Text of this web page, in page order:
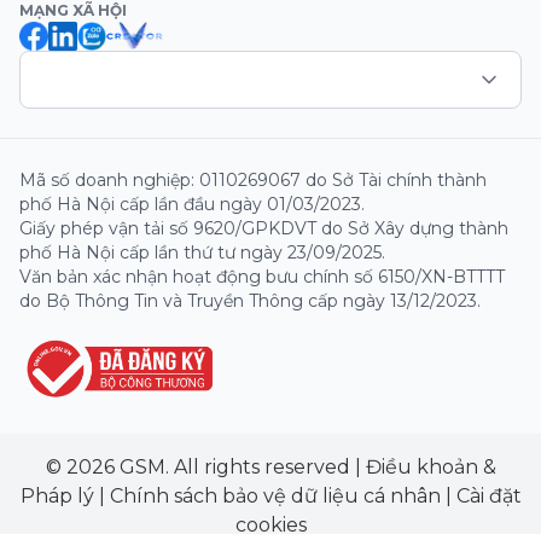
MẠNG XÃ HỘI
Mã số doanh nghiệp: 0110269067 do Sở Tài chính thành
phố Hà Nội cấp lần đầu ngày 01/03/2023.
Giấy phép vận tải số 9620/GPKDVT do Sở Xây dựng thành
phố Hà Nội cấp lần thứ tư ngày 23/09/2025.
Văn bản xác nhận hoạt động bưu chính số 6150/XN-BTTTT
do Bộ Thông Tin và Truyền Thông cấp ngày 13/12/2023.
© 2026 GSM. All rights reserved
Điều khoản &
Pháp lý| Chính sách bảo vệ dữ liệu cá nhân
Cài đặt
cookies